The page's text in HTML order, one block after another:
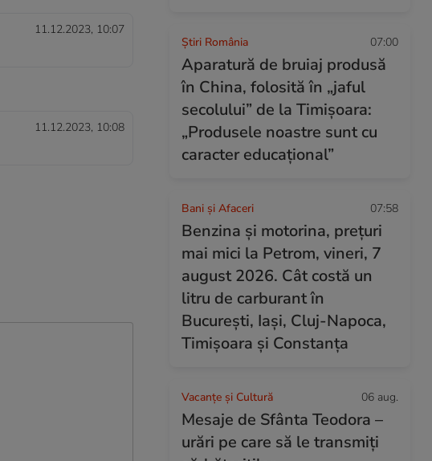
11.12.2023, 10:07
11.12.2023, 10:08
Știri România 07:00
Aparatură de bruiaj produsă
în China, folosită în „jaful
secolului” de la Timișoara:
„Produsele noastre sunt cu
caracter educațional”
Bani și Afaceri 07:58
Benzina și motorina, prețuri
mai mici la Petrom, vineri, 7
august 2026. Cât costă un
litru de carburant în
București, Iași, Cluj-Napoca,
Timișoara și Constanța
Vacanțe și Cultură 06 aug.
Mesaje de Sfânta Teodora –
urări pe care să le transmiți